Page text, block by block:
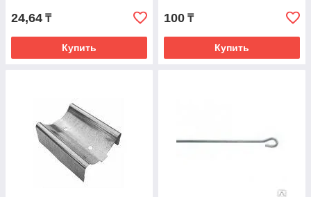
24,64 ₸
Купить
100 ₸
Купить